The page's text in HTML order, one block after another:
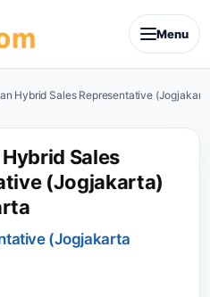
Menu
Hybrid Sales Representative
Sales
(Jogjakarta)
(Jogjakarta